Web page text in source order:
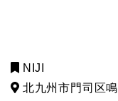
NIJI
北九州市門司区